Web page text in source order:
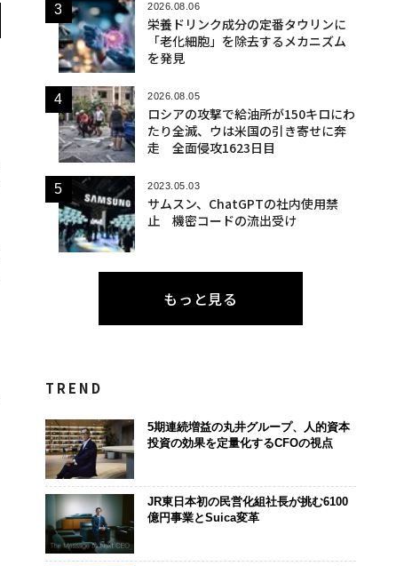
2026.08.06
栄養ドリンク成分の定番タウリンに
「老化細胞」を除去するメカニズム
を発見
2026.08.05
ロシアの攻撃で給油所が150キロにわ
たり全滅、ウは米国の引き寄せに奔
走 全面侵攻1623日目
2023.05.03
サムスン、ChatGPTの社内使用禁
止 機密コードの流出受け
もっと見る
TREND
5期連続増益の丸井グループ、人的資本
投資の効果を定量化するCFOの視点
JR東日本初の民営化組社長が挑む6100
億円事業とSuica変革